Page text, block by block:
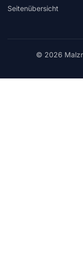
Seitenübersicht
© 2026